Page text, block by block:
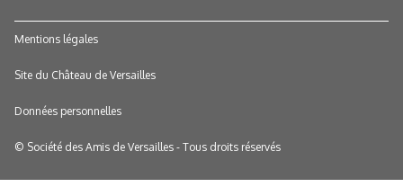
Mentions légales
Site du Château de Versailles
Données personnelles
© Société des Amis de Versailles - Tous droits réservés